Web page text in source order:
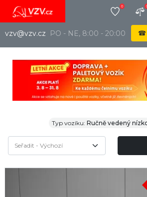
vzv@vzv.cz
0
PO - NE, 8:00 - 20:00
Typ vozíku: Ručně vedený